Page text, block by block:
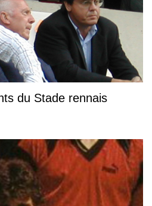
du Stade rennais